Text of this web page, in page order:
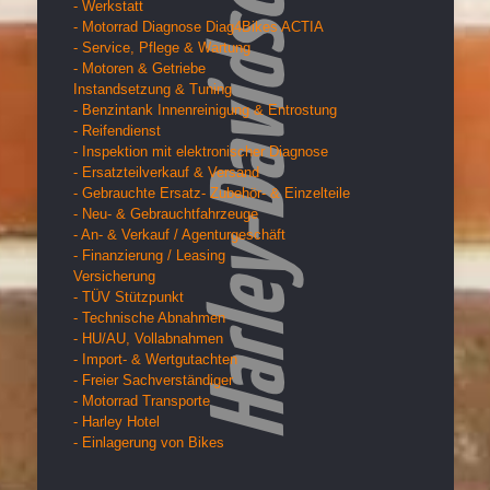
- Werkstatt
- Motorrad Diagnose Diag4Bikes ACTIA
- Service, Pflege & Wartung
- Motoren & Getriebe
Instandsetzung & Tuning
- Benzintank Innenreinigung & Entrostung
- Reifendienst
- Inspektion mit elektronischer Diagnose
- Ersatzteilverkauf & Versand
- Gebrauchte Ersatz- Zubehör- & Einzelteile
- Neu- & Gebrauchtfahrzeuge
- An- & Verkauf / Agenturgeschäft
- Finanzierung / Leasing
Versicherung
- TÜV Stützpunkt
- Technische Abnahmen
- HU/AU, Vollabnahmen
- Import- & Wertgutachten
- Freier Sachverständiger
- Motorrad Transporte
- Harley Hotel
- Einlagerung von Bikes